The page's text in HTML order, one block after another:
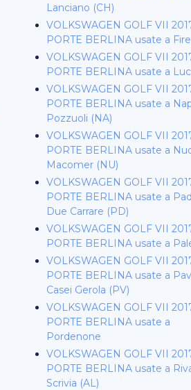
Lanciano (CH)
VOLKSWAGEN GOLF VII
PORTE BERLINA usate a
VOLKSWAGEN GOLF VII
PORTE BERLINA usate a
VOLKSWAGEN GOLF VII
PORTE BERLINA usate a
Pozzuoli (NA)
VOLKSWAGEN GOLF VII
PORTE BERLINA usate a
Macomer (NU)
VOLKSWAGEN GOLF VII
PORTE BERLINA usate a
Due Carrare (PD)
VOLKSWAGEN GOLF VII
PORTE BERLINA usate a
VOLKSWAGEN GOLF VII
PORTE BERLINA usate a
Casei Gerola (PV)
VOLKSWAGEN GOLF VII
PORTE BERLINA usate a
Pordenone
VOLKSWAGEN GOLF VII
PORTE BERLINA usate a
Scrivia (AL)